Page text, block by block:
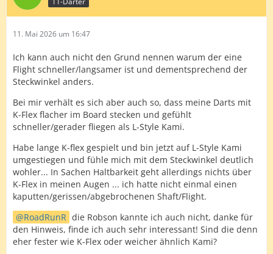
11. Mai 2026 um 16:47
Ich kann auch nicht den Grund nennen warum der eine
Flight schneller/langsamer ist und dementsprechend der
Steckwinkel anders.
Bei mir verhält es sich aber auch so, dass meine Darts mit
K-Flex flacher im Board stecken und gefühlt
schneller/gerader fliegen als L-Style Kami.
Habe lange K-flex gespielt und bin jetzt auf L-Style Kami
umgestiegen und fühle mich mit dem Steckwinkel deutlich
wohler... In Sachen Haltbarkeit geht allerdings nichts über
K-Flex in meinen Augen ... ich hatte nicht einmal einen
kaputten/gerissen/abgebrochenen Shaft/Flight.
RoadRunR die Robson kannte ich auch nicht, danke für
den Hinweis, finde ich auch sehr interessant! Sind die denn
eher fester wie K-Flex oder weicher ähnlich Kami?